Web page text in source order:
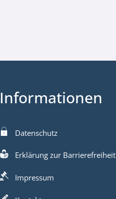
Informationen
Datenschutz
Erklärung zur Barrierefreiheit
Impressum